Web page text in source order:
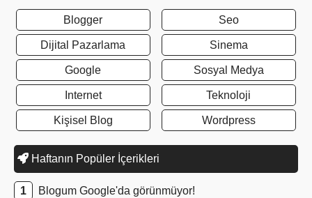
Blogger
Dijital Pazarlama
Google
Internet
Kişisel Blog
Seo
Sinema
Sosyal Medya
Teknoloji
Wordpress
Haftanın Popüler İçerikleri
Blogum Google'da görünmüyor!